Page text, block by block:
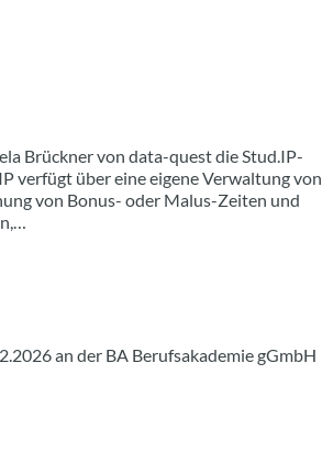
Brückner von data-quest die Stud.IP-
verfügt über eine eigene Verwaltung von
von Bonus- oder Malus-Zeiten und
an der BA Berufsakademie gGmbH